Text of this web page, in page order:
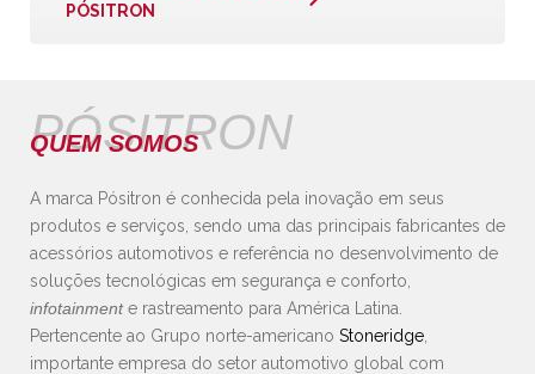
PÓSITRON
PÓSITRON
QUEM SOMOS
A marca Pósitron é conhecida pela inovação em seus
produtos e serviços, sendo uma das principais fabricantes de
acessórios automotivos e referência no desenvolvimento de
soluções tecnológicas em segurança e conforto,
infotainmente rastreamento para América Latina.
Pertencente ao Grupo norte-americano Stoneridge
importante empresa do setor automotivo global com